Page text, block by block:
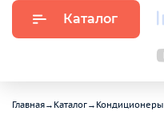
Каталог
Главная→ Каталог→ Кондиционеры